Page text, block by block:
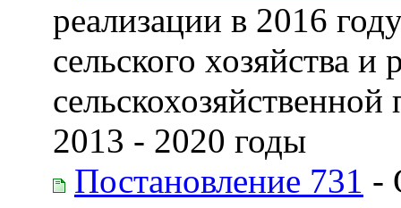
реализации в 2016
сельского хозяйства
2013 - 2020 годы
Постановление 731 -